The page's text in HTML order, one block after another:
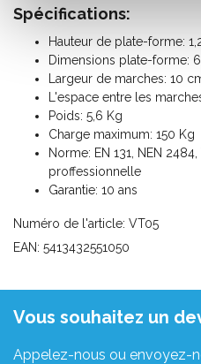
Spécifications:
Hauteur de plate-forme:
Dimensions plate-forme:
Largeur de marches: 10
L'espace entre les
Poids: 5,6 Kg
Charge maximum: 150 Kg
Norme: EN 131, NEN
proffessionnelle
Garantie: 10 ans
Numéro de l'article: VT05
EAN: 5413432551050
Vous souhaitez un
Appelez-nous ou envoyez-